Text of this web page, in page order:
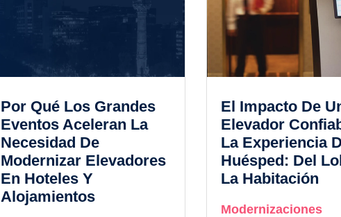
Por Qué Los Grandes
Eventos Aceleran La
Necesidad De
Modernizar Elevadores
En Hoteles Y
Alojamientos
El Impacto De
Elevador
La Experiencia
Huésped: Del
La Habitación
Modernizaciones